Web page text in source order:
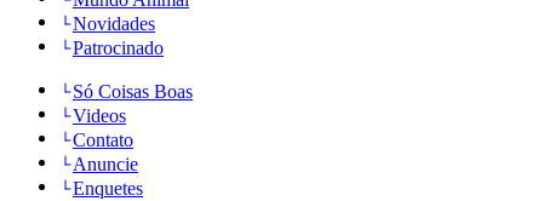
Novidades
Patrocinado
Só Coisas Boas
Videos
Contato
Anuncie
Enquetes